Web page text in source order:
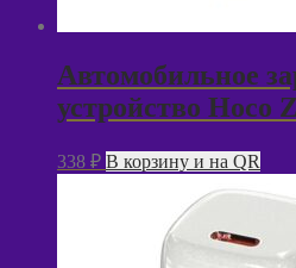
Автомобильное
устройство Hoco
338 ₽ В корзину и на QR